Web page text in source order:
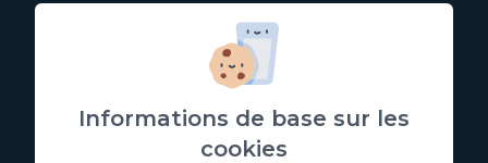
politique de confidentialité
Vous pouvez obtenir plus d'informations sur la protection de
vos données personnelles via le lien suivant:
Informations de base sur les
cookies